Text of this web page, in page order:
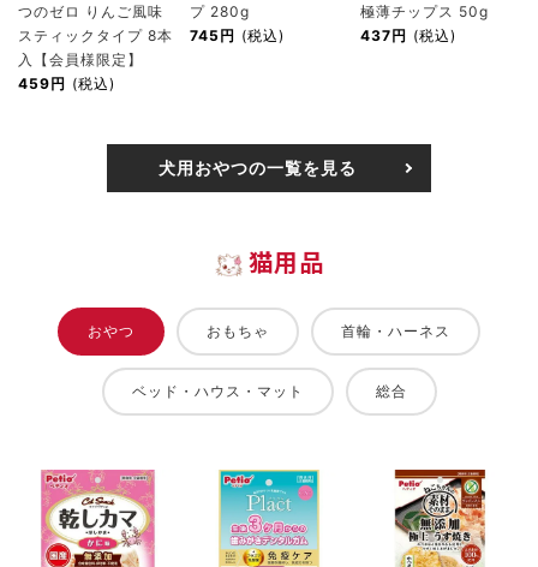
つのゼロ りんご風味
スティックタイプ 8本
入【会員様限定】
459円 (税込)
プ 280g
745円 (税込)
極薄チップス 50g
437円 (税込)
犬用おやつの一覧を見る
猫用品
おやつ おもちゃ 首輪・ハーネス
ベッド・ハウス・マット 総合